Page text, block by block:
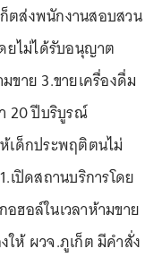
ตส่งพนักงานสอบสวน
ยไม่ได้รับอนุญาต
ขาย 3.ขายเครื่องดื่ม
20 ปีบริบูรณ์
เด็กประพฤติตนไม่
เปิดสถานบริการโดย
ฮอล์ในเวลาห้ามขาย
ให้ ผวจ.ภูเก็ต มีคำสั่ง